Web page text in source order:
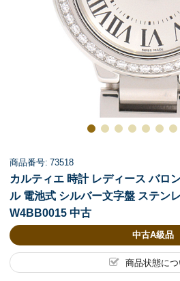
商品番号: 73518
カルティエ 時計 レディース バロ
ル 電池式 シルバー文字盤 ステン
W4BB0015 中古
中古A級品
商品状態につ